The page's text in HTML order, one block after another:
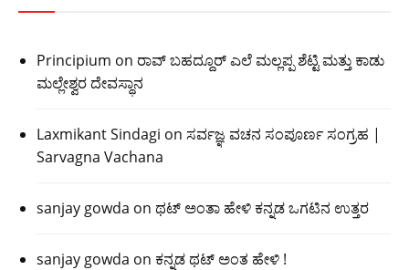
Principium on ರಾವ್ ಬಹದ್ದೂರ್ ಎಲೆ ಮಲ್ಲಪ್ಪ ಶೆಟ್ಟಿ ಮತ್ತು ಕಾಡು
ಮಲ್ಲೇಶ್ವರ ದೇವಸ್ಥಾನ
Laxmikant Sindagi on ಸರ್ವಜ್ಞ ವಚನ ಸಂಪೂರ್ಣ ಸಂಗ್ರಹ |
Sarvagna Vachana
sanjay gowda on ಥಟ್ ಅಂತಾ ಹೇಳಿ ಕನ್ನಡ ಒಗಟಿನ ಉತ್ತರ
sanjay gowda on ಕನ್ನಡ ಥಟ್ ಅಂತ ಹೇಳಿ !